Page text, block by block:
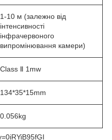
1-10 м (залежно від
інтенсивності
інфрачервоного
випромінювання камери)
Class Ⅱ 1mw
134*35*15mm
0.056kg